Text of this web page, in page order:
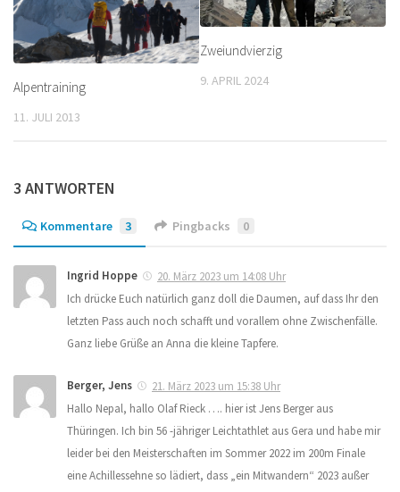
Alpentraining
11. JULI 2013
Zweiundvierzig
9. APRIL 2024
3 ANTWORTEN
Kommentare 3 Pingbacks 0
Ingrid Hoppe
20. März 2023 um 14:08 Uhr
Ich drücke Euch natürlich ganz doll die Daumen, auf dass Ihr den
letzten Pass auch noch schafft und vorallem ohne Zwischenfälle.
Ganz liebe Grüße an Anna die kleine Tapfere.
Berger, Jens
21. März 2023 um 15:38 Uhr
Hallo Nepal, hallo Olaf Rieck …. hier ist Jens Berger aus
Thüringen. Ich bin 56 -jähriger Leichtathlet aus Gera und habe mir
leider bei den Meisterschaften im Sommer 2022 im 200m Finale
eine Achillessehne so lädiert, dass „ein Mitwandern“ 2023 außer